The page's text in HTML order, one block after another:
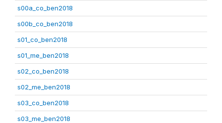
s00a_co_ben2018
s00b_co_ben2018
s01_co_ben2018
s01_me_ben2018
s02_co_ben2018
s02_me_ben2018
s03_co_ben2018
s03_me_ben2018